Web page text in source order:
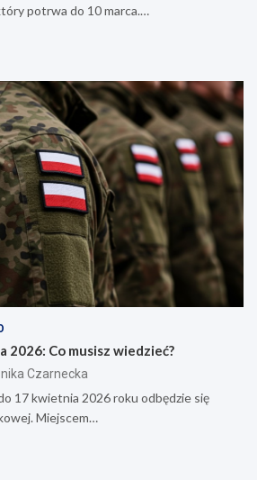
potrwa do 10 marca.…
2026: Co musisz wiedzieć?
Czarnecka
17 kwietnia 2026 roku odbędzie się
Miejscem…